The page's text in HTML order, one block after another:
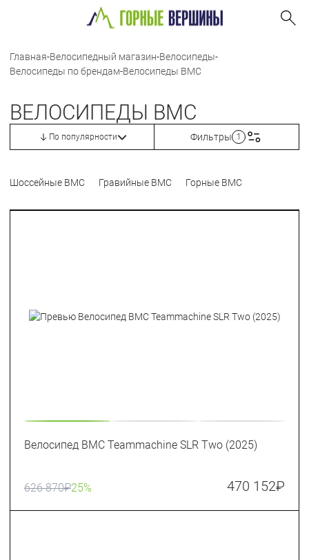
Главная-Велосипедный магазин-Велосипеды-
Велосипеды по брендам-Велосипеды BMC
ВЕЛОСИПЕДЫ BMC
По популярности Фильтры 1
Шоссейные BMC Гравийные BMC Горные BMC
Велосипед BMC Teammachine SLR Two (2025)
626 870₽25% 470 152₽